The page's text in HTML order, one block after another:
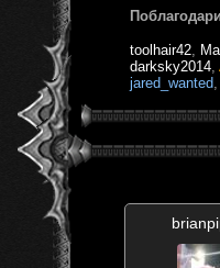
toolhair42
darksky2014
jared_wanted